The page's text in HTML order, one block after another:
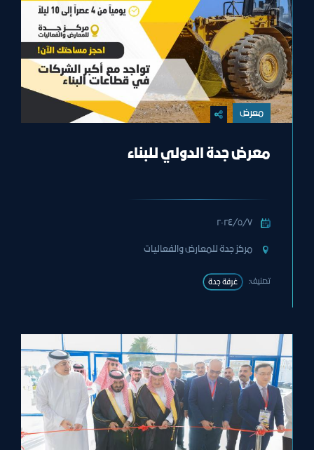
معرض
معرض جدة الدولي للبناء
٧‏/٥‏/٢٠٢٤
مركز جدة للمعارض والفعاليات
تصنيف: غرفة جدة